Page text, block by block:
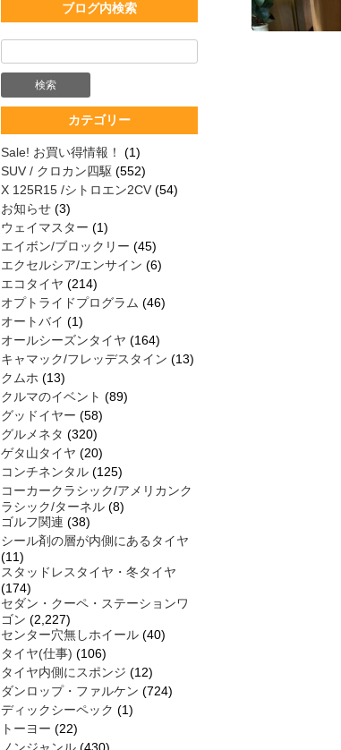
ブログ内検索
カテゴリー
Sale! お買い得情報！
(1)
SUV / クロカン四駆 (552)
X 125R15 /シトロエン2CV (54)
お知らせ (3)
ウェイマスター (1)
エイボン/ブロックリー (45)
エクセルシア/エンサイン (6)
エコタイヤ (214)
オプトライドプログラム (46)
オートバイ (1)
オールシーズンタイヤ (164)
キャマック/フレッデスタイン (13)
クムホ (13)
クルマのイベント (89)
グッドイヤー (58)
グルメネタ (320)
ゲタ山タイヤ (20)
コンチネンタル (125)
コーカークラシック/アメリカンク
ラシック/ターネル (8)
ゴルフ関連 (38)
シール剤の層が内側にあるタイヤ
(11)
スタッドレスタイヤ・冬タイヤ
(174)
セダン・クーペ・ステーションワ
ゴン (2,227)
センター穴無しホイール (40)
タイヤ(仕事) (106)
タイヤ内側にスポンジ (12)
ダンロップ・ファルケン (724)
ディックシーペック (1)
トーヨー (22)